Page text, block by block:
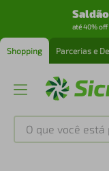
até 40% off
Shopping Parcerias e
O que você está